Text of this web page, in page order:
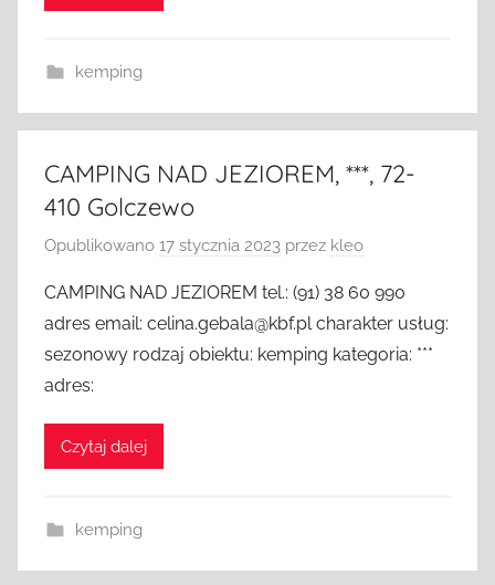
kemping
CAMPING NAD JEZIOREM, ***, 72-
410 Golczewo
Opublikowano 17 stycznia 2023 przez kleo
CAMPING NAD JEZIOREM tel.: (91) 38 60 990
adres email: celina.gebala@kbf.pl charakter usług:
sezonowy rodzaj obiektu: kemping kategoria: ***
adres:
Czytaj dalej
kemping